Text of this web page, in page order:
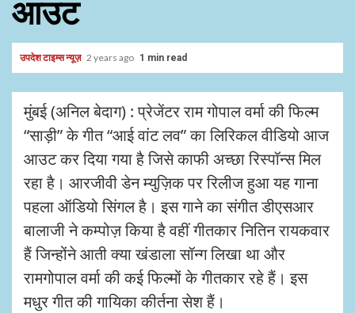
आउट
उपदेश टाइम्स न्यूज़ 2 years ago 1 min read
मुंबई (अनिल बेदाग) : प्रेजेंटर राम गोपाल वर्मा की फिल्म
“साड़ी” के गीत “आई वांट लव” का लिरिकल वीडियो आज
आउट कर दिया गया है जिसे काफी अच्छा रिस्पॉन्स मिल
रहा है। आरजीवी डेन म्युज़िक पर रिलीज हुआ यह गाना
पहला ऑडियो सिंगल है। इस गाने का संगीत डीएसआर
बालाजी ने कम्पोज़ किया है वहीं गीतकार नितिन रायकवार
हैं जिन्होंने आती क्या खंडाला सॉन्ग लिखा था और
रामगोपाल वर्मा की कई फिल्मों के गीतकार रहे हैं। इस
मधुर गीत की गायिका कीर्तना सेश हैं।